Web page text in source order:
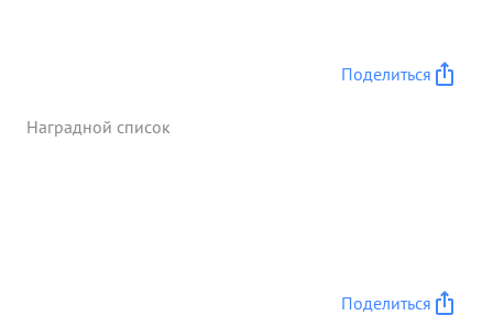
Поделиться
Наградной список
Поделиться